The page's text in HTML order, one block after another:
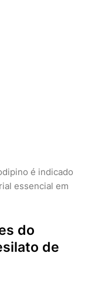
é indicado
essencial em
do
de